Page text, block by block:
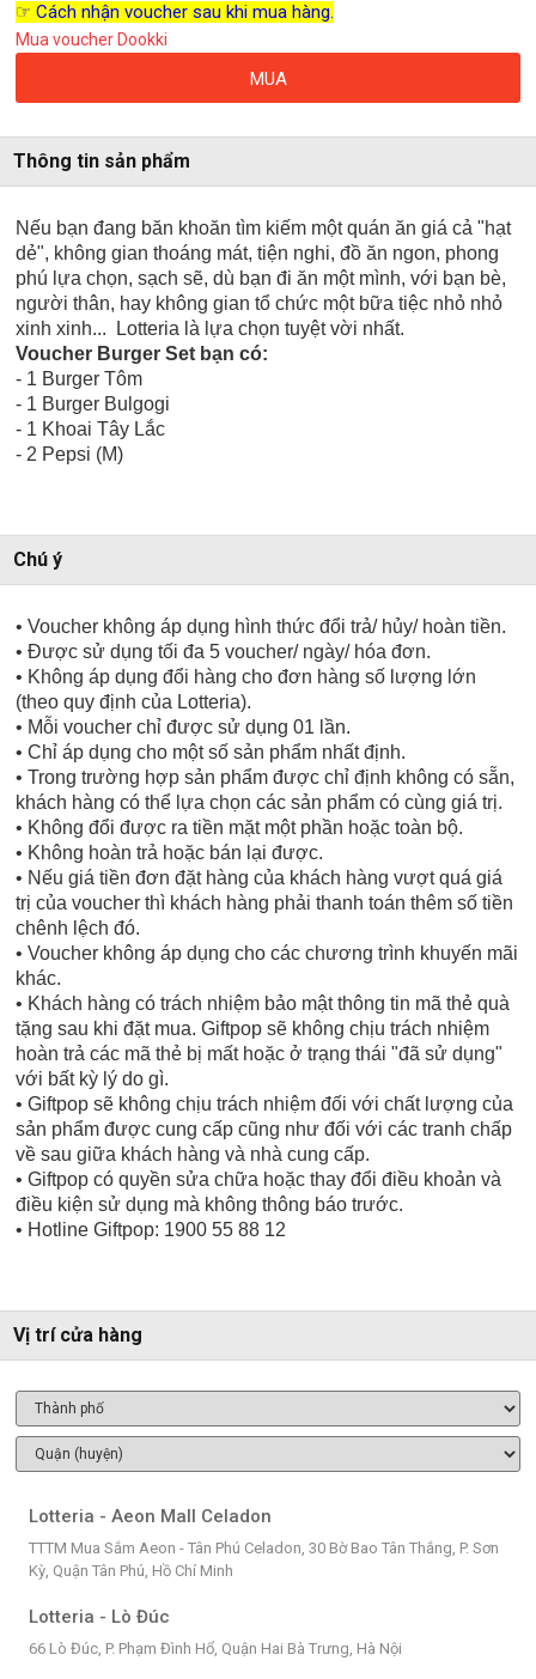
☞ Cách nhận voucher sau khi mua hàng.
Mua voucher Dookki
MUA
Thông tin sản phẩm
Nếu bạn đang băn khoăn tìm kiếm một quán ăn giá cả "hạt
dẻ", không gian thoáng mát, tiện nghi, đồ ăn ngon, phong
phú lựa chọn, sạch sẽ, dù bạn đi ăn một mình, với bạn bè,
người thân, hay không gian tổ chức một bữa tiệc nhỏ nhỏ
xinh xinh... Lotteria là lựa chọn tuyệt vời nhất.
Voucher Burger Set bạn có:
- 1 Burger Tôm
- 1 Burger Bulgogi
- 1 Khoai Tây Lắc
- 2 Pepsi (M)
Chú ý
• Voucher không áp dụng hình thức đổi trả/ hủy/ hoàn tiền.
• Được sử dụng tối đa 5 voucher/ ngày/ hóa đơn.
• Không áp dụng đổi hàng cho đơn hàng số lượng lớn
(theo quy định của Lotteria).
• Mỗi voucher chỉ được sử dụng 01 lần.
• Chỉ áp dụng cho một số sản phẩm nhất định.
• Trong trường hợp sản phẩm được chỉ định không có sẵn,
khách hàng có thể lựa chọn các sản phẩm có cùng giá trị.
• Không đổi được ra tiền mặt một phần hoặc toàn bộ.
• Không hoàn trả hoặc bán lại được.
• Nếu giá tiền đơn đặt hàng của khách hàng vượt quá giá
trị của voucher thì khách hàng phải thanh toán thêm số tiền
chênh lệch đó.
• Voucher không áp dụng cho các chương trình khuyến mãi
khác.
• Khách hàng có trách nhiệm bảo mật thông tin mã thẻ quà
tặng sau khi đặt mua. Giftpop sẽ không chịu trách nhiệm
hoàn trả các mã thẻ bị mất hoặc ở trạng thái "đã sử dụng"
với bất kỳ lý do gì.
• Giftpop sẽ không chịu trách nhiệm đối với chất lượng của
sản phẩm được cung cấp cũng như đối với các tranh chấp
về sau giữa khách hàng và nhà cung cấp.
• Giftpop có quyền sửa chữa hoặc thay đổi điều khoản và
điều kiện sử dụng mà không thông báo trước.
• Hotline Giftpop: 1900 55 88 12
Vị trí cửa hàng
Lotteria - Aeon Mall Celadon
TTTM Mua Sắm Aeon - Tân Phú Celadon, 30 Bờ Bao Tân Thắng, P. Sơn
Kỳ, Quận Tân Phú, Hồ Chí Minh
Lotteria - Lò Đúc
66 Lò Đúc, P. Phạm Đình Hổ, Quận Hai Bà Trưng, Hà Nội